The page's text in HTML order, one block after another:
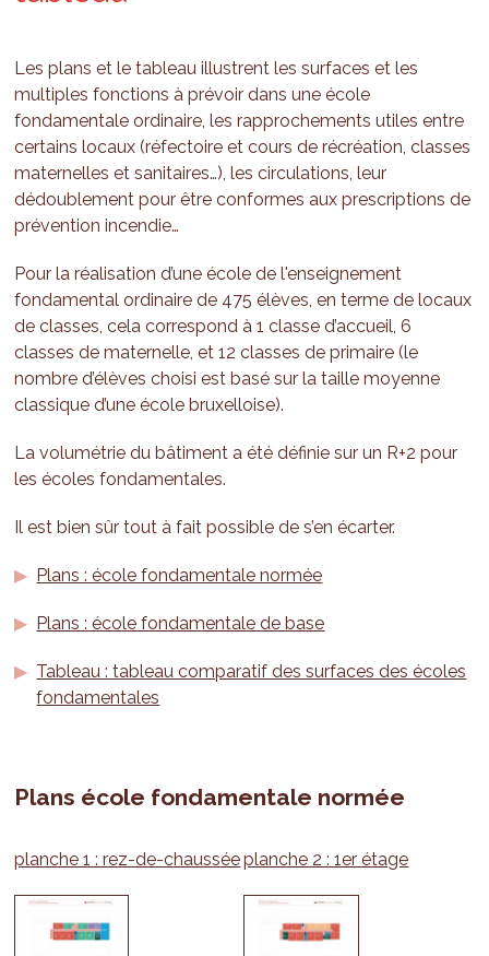
Les plans et le tableau illustrent les surfaces et les
multiples fonctions à prévoir dans une école
fondamentale ordinaire, les rapprochements utiles entre
certains locaux (réfectoire et cours de récréation, classes
maternelles et sanitaires…), les circulations, leur
dédoublement pour être conformes aux prescriptions de
prévention incendie…
Pour la réalisation d’une école de l'enseignement
fondamental ordinaire de 475 élèves, en terme de locaux
de classes, cela correspond à 1 classe d’accueil, 6
classes de maternelle, et 12 classes de primaire (le
nombre d’élèves choisi est basé sur la taille moyenne
classique d’une école bruxelloise).
La volumétrie du bâtiment a été définie sur un R+2 pour
les écoles fondamentales.
Il est bien sûr tout à fait possible de s’en écarter.
Plans : école fondamentale normée
Plans : école fondamentale de base
Tableau : tableau comparatif des surfaces des écoles
fondamentales
Plans école fondamentale normée
planche 1 : rez-de-chausséeplanche 2 : 1er étage